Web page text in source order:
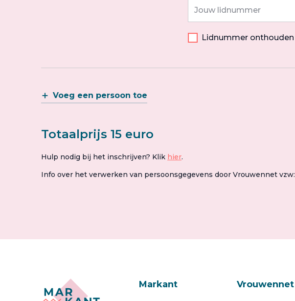
Lidnummer onthouden
Voeg een persoon toe
Totaalprijs 15 euro
Hulp nodig bij het inschrijven? Klik hier.
Info over het verwerken van persoonsgegevens door Vrouwennet vzw:
Markant Vrouwennet